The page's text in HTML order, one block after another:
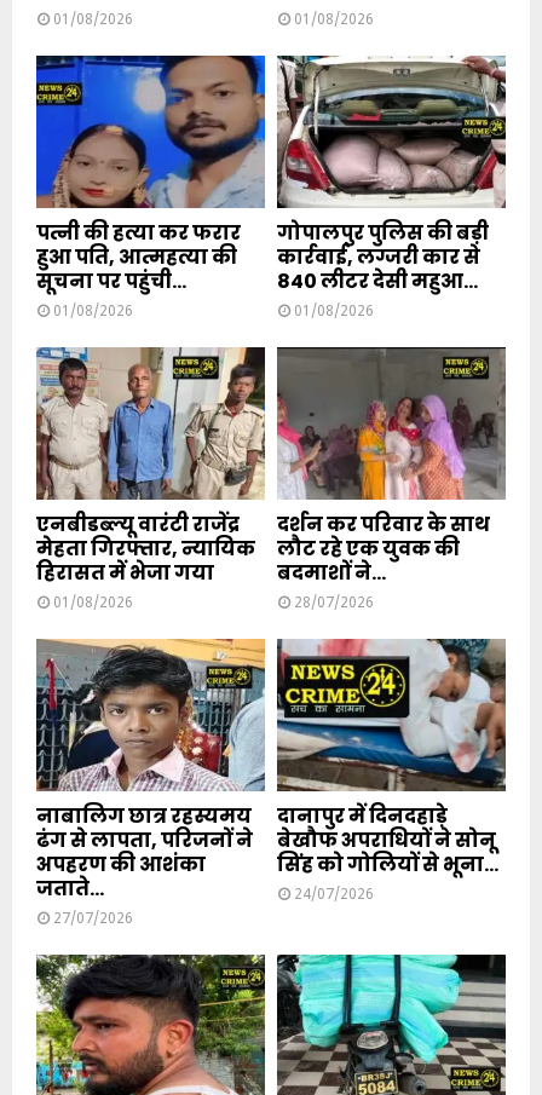
01/08/2026 01/08/2026
पत्नी की हत्या कर फरार
हुआ पति, आत्महत्या की
सूचना पर पहुंची...
01/08/2026
गोपालपुर पुलिस की बड़ी
कार्रवाई, लग्जरी कार से
840 लीटर देसी महुआ...
01/08/2026
एनबीडब्ल्यू वारंटी राजेंद्र
मेहता गिरफ्तार, न्यायिक
हिरासत में भेजा गया
01/08/2026
दर्शन कर परिवार के साथ
लौट रहे एक युवक की
बदमाशों ने...
28/07/2026
नाबालिग छात्र रहस्यमय
ढंग से लापता, परिजनों ने
अपहरण की आशंका
जताते...
27/07/2026
दानापुर में दिनदहाड़े
बेखौफ अपराधियों ने सोनू
सिंह को गोलियों से भूना...
24/07/2026